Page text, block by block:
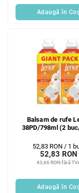
Adaugă în
Balsam de rufe
38PD/798ml (2
43,66 RON fără
52,83 RON
Evaluare
preţ:
52,83 RON / 1
Adaugă în